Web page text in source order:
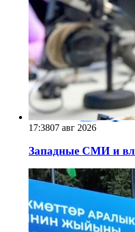
17:3807 авг 2026
Западные СМИ и